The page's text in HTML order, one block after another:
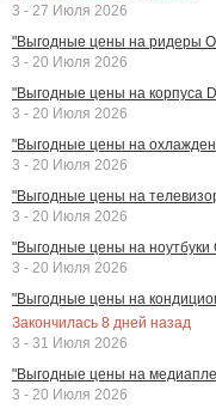
3 - 27 Июля 2026
"Выгодные цены на ридеры
3 - 20 Июля 2026
"Выгодные цены на корпуса
3 - 20 Июля 2026
"Выгодные цены на
3 - 20 Июля 2026
"Выгодные цены на
3 - 20 Июля 2026
"Выгодные цены на ноутбуки
3 - 20 Июля 2026
"Выгодные цены на
Закончилась 8 дней назад
3 - 31 Июля 2026
"Выгодные цены на
3 - 20 Июля 2026